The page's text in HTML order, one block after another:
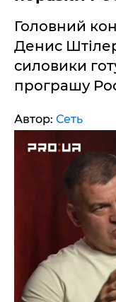
Головний
Денис
силовики
програшу
Автор: Сеть